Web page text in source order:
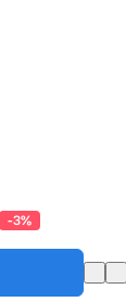
-3%